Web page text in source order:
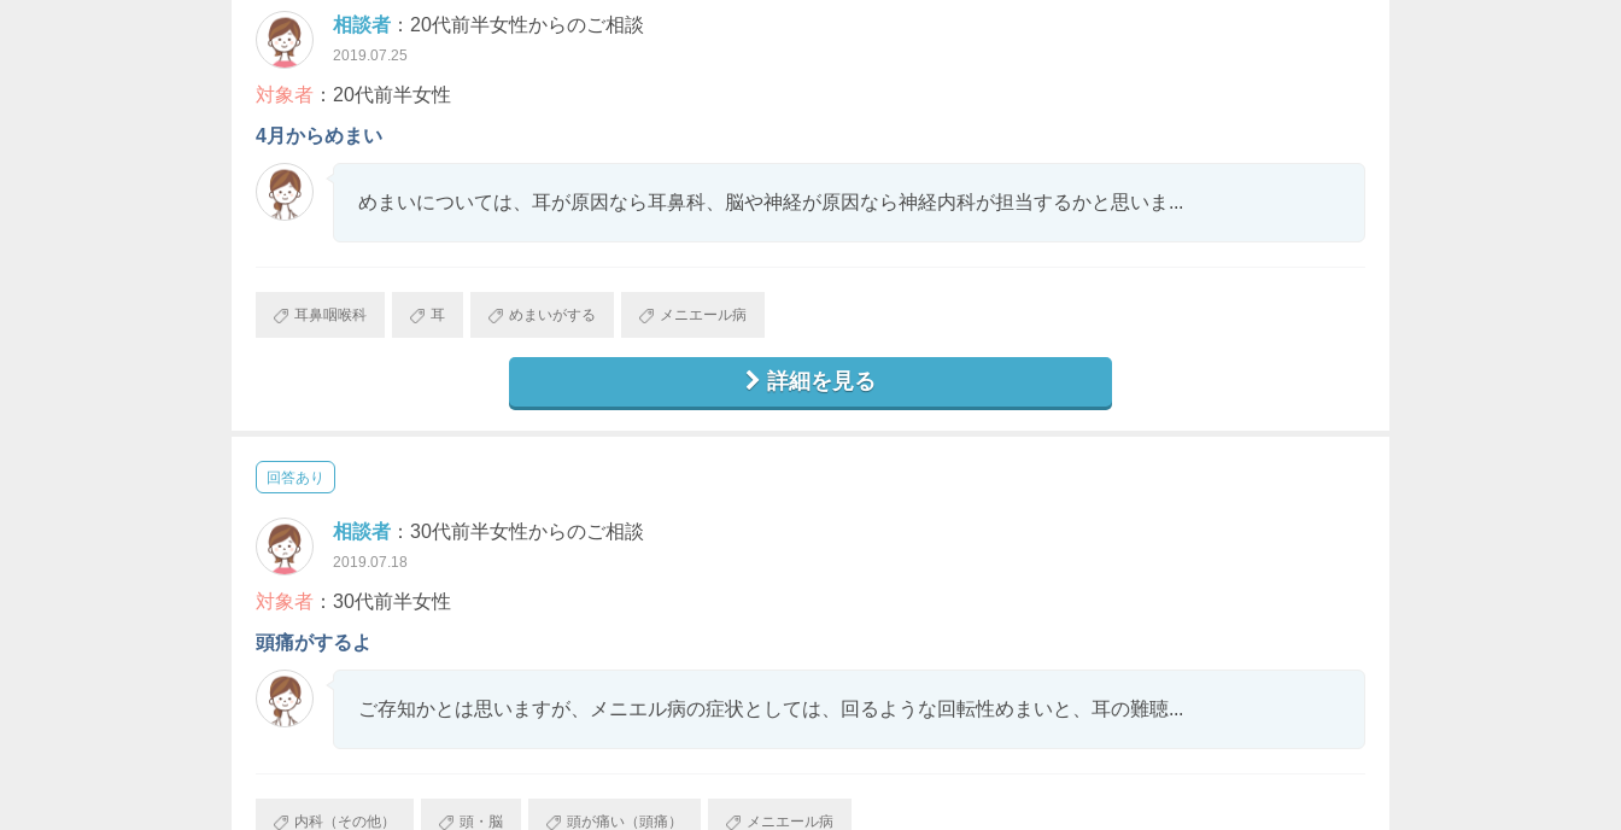
相談者 ：20代前半女性からのご相談
2019.07.25
対象者 ：20代前半女性
4月からめまい
めまいについては、耳が原因なら耳鼻科、脳や神経が原因なら神経内科が担当するかと思いま...
耳鼻咽喉科 耳 めまいがする メニエール病
詳細を見る
回答あり
相談者 ：30代前半女性からのご相談
2019.07.18
対象者 ：30代前半女性
頭痛がするよ
ご存知かとは思いますが、メニエル病の症状としては、回るような回転性めまいと、耳の難聴...
内科（その他） 頭・脳 頭が痛い（頭痛） メニエール病